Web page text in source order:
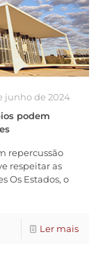
junho de 2024
podem
repercussão
respeitar as
Os Estados, o
Ler mais